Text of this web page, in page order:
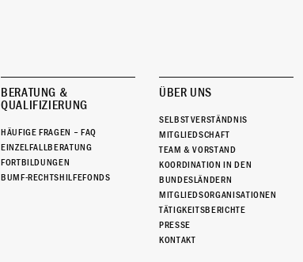
BERATUNG &
QUALIFIZIERUNG
HÄUFIGE FRAGEN – FAQ
EINZELFALLBERATUNG
FORTBILDUNGEN
BUMF-RECHTSHILFEFONDS
ÜBER UNS
SELBSTVERSTÄNDNIS
MITGLIEDSCHAFT
TEAM & VORSTAND
KOORDINATION IN DEN
BUNDESLÄNDERN
MITGLIEDSORGANISATIONEN
TÄTIGKEITSBERICHTE
PRESSE
KONTAKT